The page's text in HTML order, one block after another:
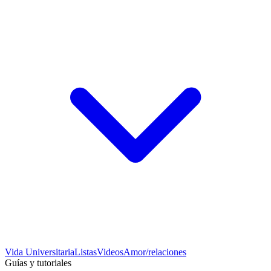
Vida UniversitariaListasVideosAmor/relaciones
Guías y tutoriales